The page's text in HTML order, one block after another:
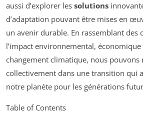
aussi d’explorer les solutions
d’adaptation pouvant être mises en
un avenir durable. En rassemblant des
l’impact environnemental, économique
changement climatique, nous pouvons
collectivement dans une transition qui
notre planète pour les générations
Table of Contents